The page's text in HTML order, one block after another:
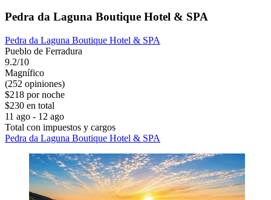
Pedra da Laguna Boutique Hotel & SPA
Pedra da Laguna Boutique Hotel & SPA
Pueblo de Ferradura
9.2/10
Magnífico
(252 opiniones)
$218 por noche
$230 en total
11 ago - 12 ago
Total con impuestos y cargos
Pedra da Laguna Boutique Hotel & SPA